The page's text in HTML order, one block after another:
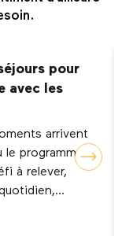
pour
avec les
arrivent
le programme.
à relever,